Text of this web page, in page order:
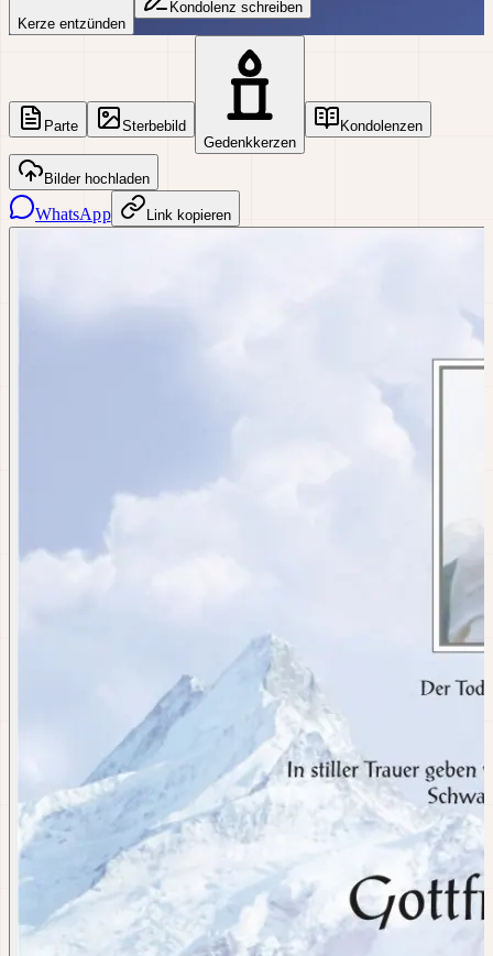
Kerze entzünden
Kondolenz schreiben
Parte
Sterbebild
Gedenkkerzen
Kondolenzen
Bilder hochladen
WhatsApp Link kopieren